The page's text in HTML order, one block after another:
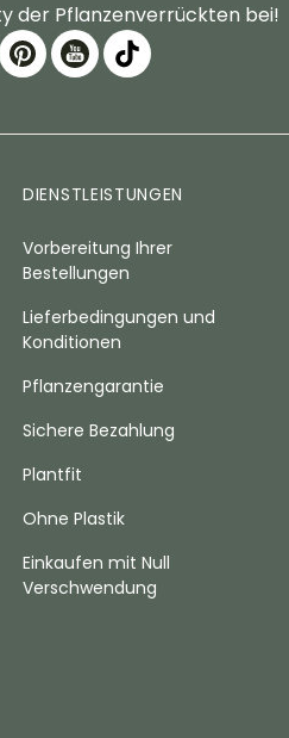
der Pflanzenverrückten bei!
DIENSTLEISTUNGEN
Vorbereitung Ihrer
Bestellungen
Lieferbedingungen und
Konditionen
Pflanzengarantie
Sichere Bezahlung
Plantfit
Ohne Plastik
Einkaufen mit Null
Verschwendung